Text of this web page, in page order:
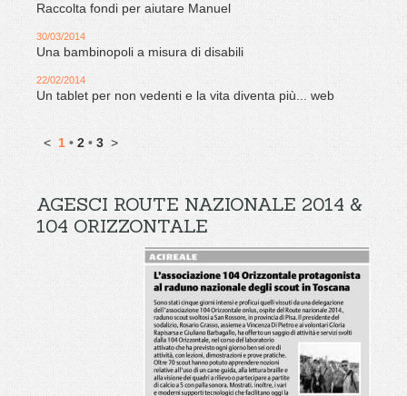
Raccolta fondi per aiutare Manuel
30/03/2014
Una bambinopoli a misura di disabili
22/02/2014
Un tablet per non vedenti e la vita diventa più... web
< 1 • 2 • 3 >
AGESCI ROUTE NAZIONALE 2014 &
104 ORIZZONTALE